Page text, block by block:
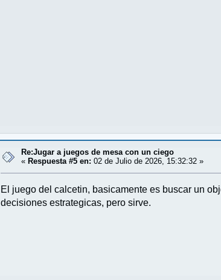
Re:Jugar a juegos de mesa con un ciego
« Respuesta #5 en: 02 de Julio de 2026, 15:32:32 »
El juego del calcetin, basicamente es buscar un
decisiones estrategicas, pero sirve.